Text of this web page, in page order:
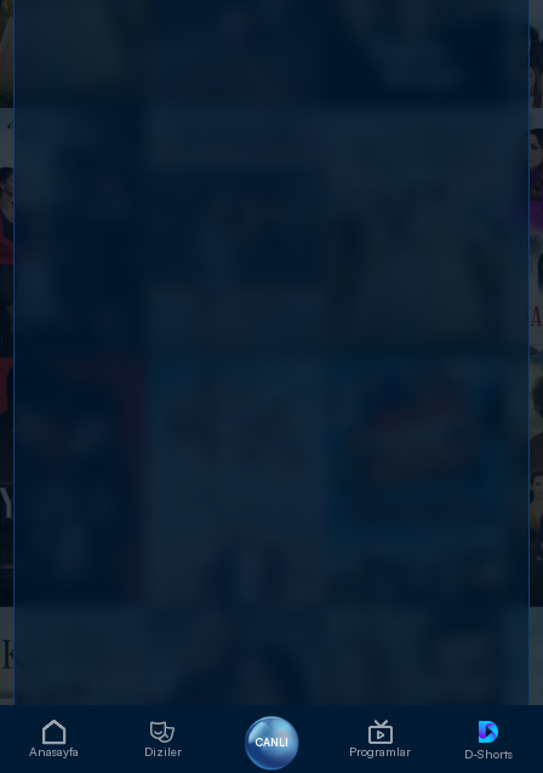
Anasayfa Diziler
CANLI
Programlar D-Shorts